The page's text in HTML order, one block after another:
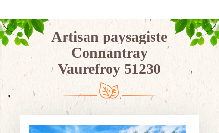
Artisan paysagiste
Connantray
Vaurefroy 51230